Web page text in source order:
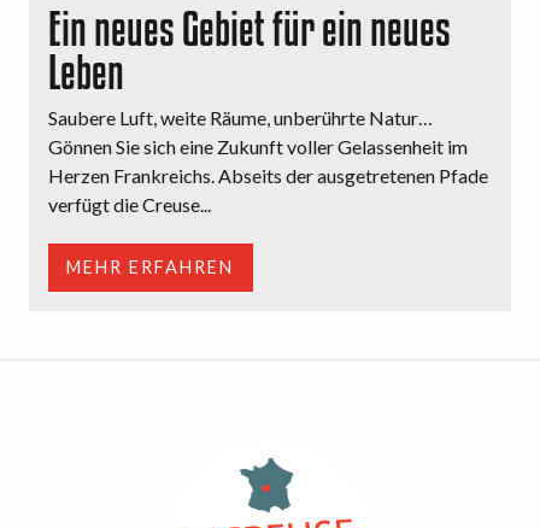
Ein neues Gebiet für ein neues
Leben
Saubere Luft, weite Räume, unberührte Natur…
Gönnen Sie sich eine Zukunft voller Gelassenheit im
Herzen Frankreichs. Abseits der ausgetretenen Pfade
verfügt die Creuse...
MEHR ERFAHREN